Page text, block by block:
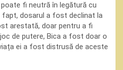
fi neutră în legătură cu
fapt, dosarul a fost declinat la
arestată, doar pentru a fi
de putere, Bica a fost doar o
ei a fost distrusă de aceste